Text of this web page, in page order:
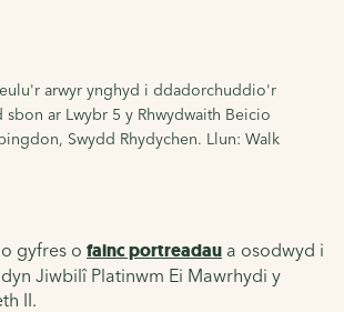
arwyr ynghyd i ddadorchuddio'r
ar Lwybr 5 y Rhwydwaith Beicio
Swydd Rhydychen. Llun: Walk
gyfres o fainc portreadau a osodwyd i
Jiwbilî Platinwm Ei Mawrhydi y
II.